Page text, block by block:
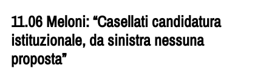
11.06 Meloni: “Casellati candidatura
istituzionale, da sinistra nessuna
proposta”